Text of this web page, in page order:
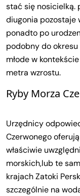
stać się nosicielką.
diugonia pozostaje
ponadto po
podobny do okresu
młode w
metra wzrostu.
Ryby Morza
Urzędnicy
Czerwonego
właściwie
morskich,lub te
krajach Zatoki
szczególnie na